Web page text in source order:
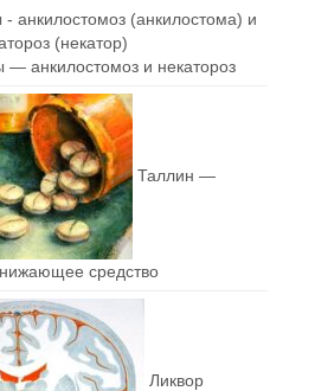
— анкилостомоз и некатороз
Таллин —
средство
Ликвор